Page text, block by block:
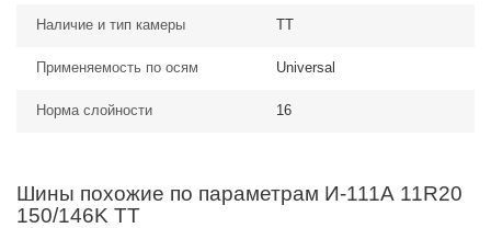
Наличие и тип камеры TT
Применяемость по осям Universal
Норма слойности 16
Шины похожие по параметрам И-111А 11R20
150/146K TT